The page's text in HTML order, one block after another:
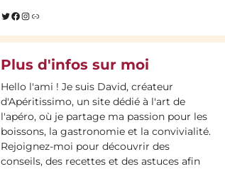
Twitter
Facebook
Instagram
Lien
Plus d'infos sur moi
Hello l'ami ! Je suis David, créateur
d'Apéritissimo, un site dédié à l'art de
l'apéro, où je partage ma passion pour les
boissons, la gastronomie et la convivialité.
Rejoignez-moi pour découvrir des
conseils, des recettes et des astuces afin